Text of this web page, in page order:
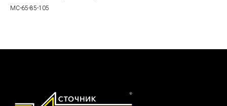
МС-65-85-105